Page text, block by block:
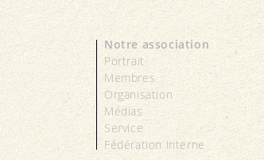
Notre association
Portrait
Membres
Organisation
Médias
Service
Fédération interne